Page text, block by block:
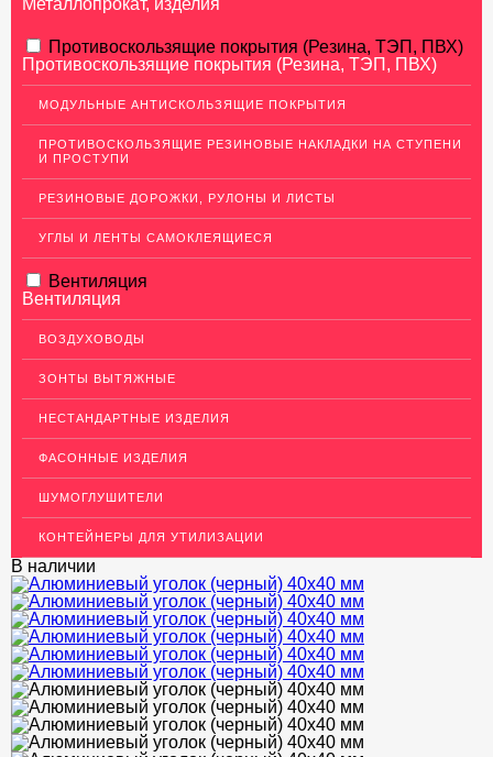
Металлопрокат, изделия
АЛЮМИНИЕВЫЙ ПРОКАТ
НЕРЖАВЕЮЩАЯ СТАЛЬ
МЕДНЫЙ ПРОКАТ
ЛАТУННЫЙ ПРОКАТ
ДЕКОР НЕРЖАВЕЙКА
ОГРАЖДЕНИЯ ДЛЯ ЛЕСТНИЦ
ЭЛЕКТРОДЫ
ДЕКОРАТИВНЫЙ УГОЛОК
Уголок латунный декоративный
Уголок медный декоративный
Уголок алюминиевый декоративный
Декоративный пластиковый уголок для стен
МЕТАЛЛИЧЕСКИЕ ПОРОГИ НАПОЛЬНЫЕ (ДЛЯ ПОЛА),
РАСКЛАДКА, ПЛИНТУС
ПОТОЛКИ
АКЦИИ
НЕДОРОГОЙ МЕТАЛЛОПРОКАТ
Противоскользящие покрытия (Резина, ТЭП, ПВХ)
Противоскользящие покрытия (Резина, ТЭП, ПВХ)
МОДУЛЬНЫЕ АНТИСКОЛЬЗЯЩИЕ ПОКРЫТИЯ
ПРОТИВОСКОЛЬЗЯЩИЕ РЕЗИНОВЫЕ НАКЛАДКИ НА СТУПЕНИ
И ПРОСТУПИ
РЕЗИНОВЫЕ ДОРОЖКИ, РУЛОНЫ И ЛИСТЫ
УГЛЫ И ЛЕНТЫ САМОКЛЕЯЩИЕСЯ
Вентиляция
Вентиляция
ВОЗДУХОВОДЫ
ЗОНТЫ ВЫТЯЖНЫЕ
НЕСТАНДАРТНЫЕ ИЗДЕЛИЯ
ФАСОННЫЕ ИЗДЕЛИЯ
ШУМОГЛУШИТЕЛИ
КОНТЕЙНЕРЫ ДЛЯ УТИЛИЗАЦИИ
В наличии